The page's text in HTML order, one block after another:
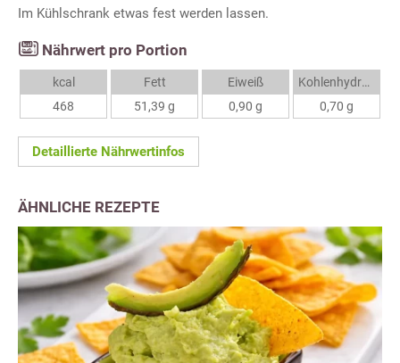
Im Kühlschrank etwas fest werden lassen.
Nährwert pro Portion
kcal
468
Fett
51,39 g
Eiweiß
0,90 g
Kohlenhydrate
0,70 g
Detaillierte Nährwertinfos
ÄHNLICHE REZEPTE